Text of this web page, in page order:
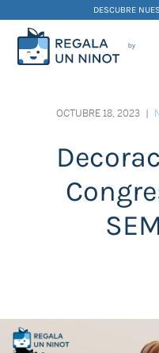
content
DESCUBRE
falleros y foguereros
OCTUBRE 18, 2023 |